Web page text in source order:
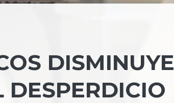
DISMINUYE
DESPERDICIO